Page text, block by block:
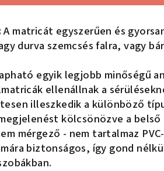
A matricát egyszerűen és
durva szemcsés falra, vagy
egyik legjobb minőségű
ellenállnak a
illeszkedik a különböző
kölcsönözve a
mérgező - nem tartalmaz
biztonságos, így gond